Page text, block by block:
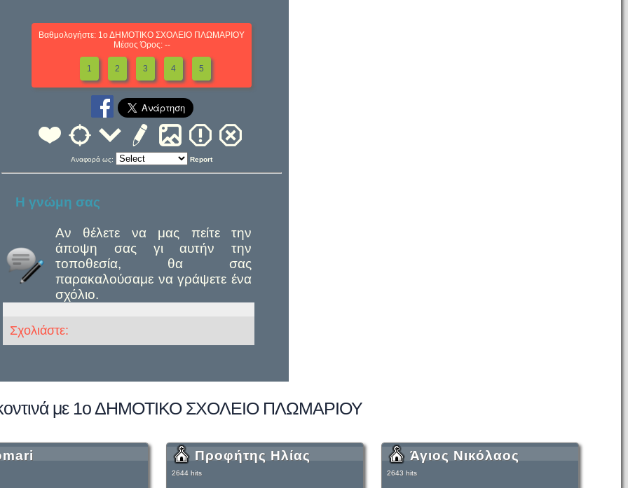
Βαθμολογήστε: 1ο ΔΗΜΟΤΙΚΟ ΣΧΟΛΕΙΟ ΠΛΩΜΑΡΙΟΥ
Μέσος Όρος: --
1 2 3 4 5
Αναφορά ως: Report
Η γνώμη σας
Αν θέλετε να μας πείτε την
άποψη σας γι αυτήν την
τοποθεσία, θα σας
παρακαλούσαμε να γράψετε ένα
σχόλιο.
Σχολιάστε:
με 1ο ΔΗΜΟΤΙΚΟ ΣΧΟΛΕΙΟ ΠΛΩΜΑΡΙΟΥ
Προφήτης Ηλίας
2644 hits
Άγιος Νικόλαος
2643 hits